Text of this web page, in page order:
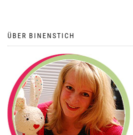
ÜBER BINENSTICH